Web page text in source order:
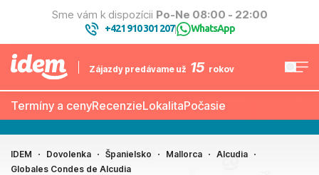
Sme vám k dispozícii Po-Ne 08:00 - 22:00
+421 910 301 207| WhatsApp
Zájazdy predávame už 15 rokov
Termíny a cenyRecenzieLokalitaPočasie
IDEM Dovolenka Španielsko Mallorca
Alcudia
Globales Condes de Alcudia